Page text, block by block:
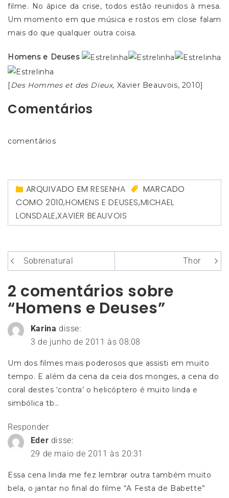
filme. No ápice da crise, todos estão reunidos à mesa.
Um momento em que música e rostos em close falam
mais do que qualquer outra coisa.
Homens e Deuses
[Des Hommes et des Dieux, Xavier Beauvois, 2010]
Comentários
comentários
ARQUIVADO EMRESENHA
MARCADO
COMO 2010,HOMENS E DEUSES,MICHAEL
LONSDALE,XAVIER BEAUVOIS
Navegação
de
Post
Sobrenatural Thor
2 comentários sobre
“Homens e Deuses”
Karina disse:
3 de junho de 2011 às 08:08
Um dos filmes mais poderosos que assisti em muito
tempo. E além da cena da ceia dos monges, a cena do
coral destes ‘contra’ o helicóptero é muito linda e
simbólica tb…
Responder
Eder disse:
29 de maio de 2011 às 20:31
Essa cena linda me fez lembrar outra também muito
bela, o jantar no final do filme “A Festa de Babette”